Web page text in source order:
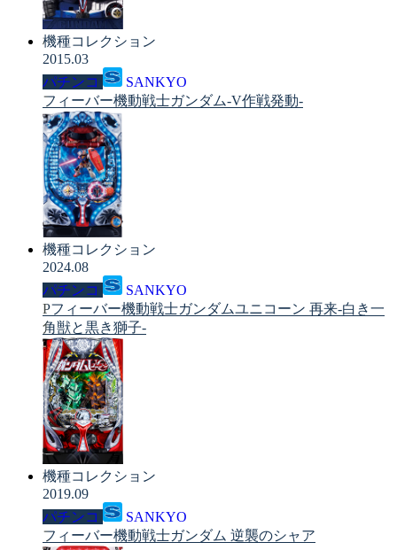
機種コレクション
2015.03
パチンコ
SANKYO
フィーバー機動戦士ガンダム-V作戦発動-
機種コレクション
2024.08
パチンコ
SANKYO
Pフィーバー機動戦士ガンダムユニコーン 再来-白き一
角獣と黒き獅子-
機種コレクション
2019.09
パチンコ
SANKYO
フィーバー機動戦士ガンダム 逆襲のシャア